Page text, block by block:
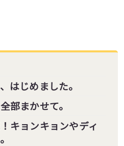
はじめました。
部まかせて。
キョンキョンやディ